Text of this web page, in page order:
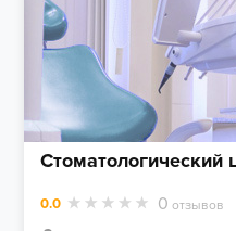
Стоматологический
0.0 0 отзывов